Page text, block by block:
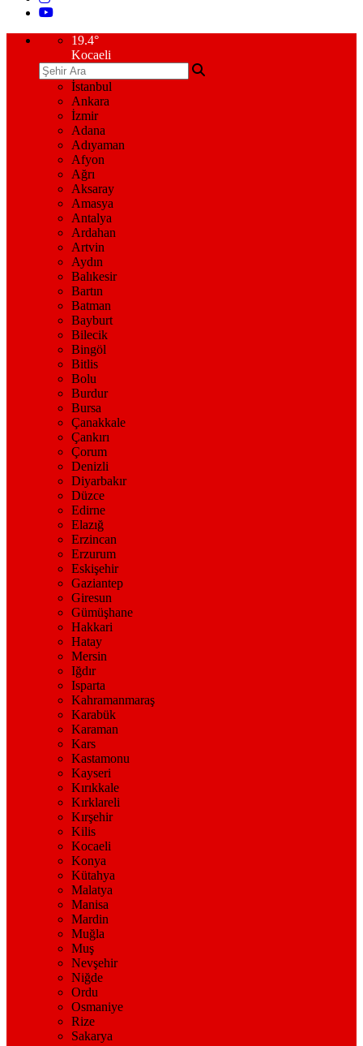
19.4°
Kocaeli
İstanbul
Ankara
İzmir
Adana
Adıyaman
Afyon
Ağrı
Aksaray
Amasya
Antalya
Ardahan
Artvin
Aydın
Balıkesir
Bartın
Batman
Bayburt
Bilecik
Bingöl
Bitlis
Bolu
Burdur
Bursa
Çanakkale
Çankırı
Çorum
Denizli
Diyarbakır
Düzce
Edirne
Elazığ
Erzincan
Erzurum
Eskişehir
Gaziantep
Giresun
Gümüşhane
Hakkari
Hatay
Mersin
Iğdır
Isparta
Kahramanmaraş
Karabük
Karaman
Kars
Kastamonu
Kayseri
Kırıkkale
Kırklareli
Kırşehir
Kilis
Kocaeli
Konya
Kütahya
Malatya
Manisa
Mardin
Muğla
Muş
Nevşehir
Niğde
Ordu
Osmaniye
Rize
Sakarya